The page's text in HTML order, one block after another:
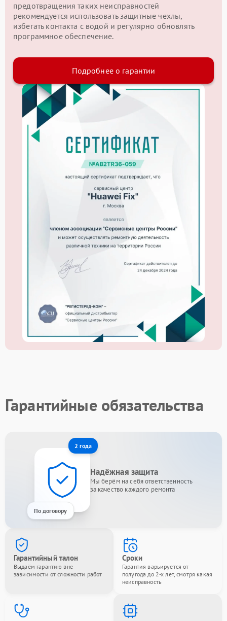
предотвращения таких неисправностей
рекомендуется использовать защитные чехлы,
избегать контакта с водой и регулярно обновлять
программное обеспечение.
Подробнее о гарантии
Гарантийные обязательства
2 года
По договору
Надёжная защита
Мы берём на себя ответственность
за качество каждого ремонта
Гарантийный талон
Выдаём гарантию вне
зависимости от сложности работ
Сроки
Гарантия варьируется от
полугода до 2-х лет, смотря какая
неисправность